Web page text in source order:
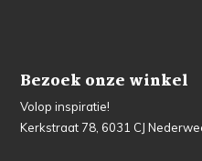
Bezoek onze winkel
Volop inspiratie!
Kerkstraat 78, 6031 CJ